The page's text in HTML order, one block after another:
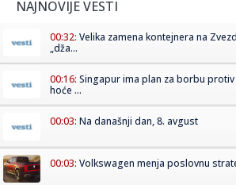
NAJNOVIJE VESTI
00:32: Velika zamena kontejnera na
„dža...
00:16: Singapur ima plan za borbu
hoće ...
00:03: Na današnji dan, 8. avgust
00:03: Volkswagen menja poslovnu